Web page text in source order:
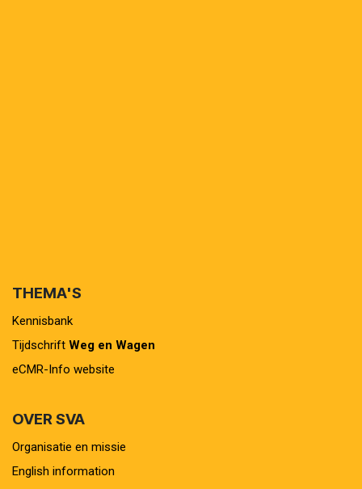
THEMA'S
Kennisbank
Tijdschrift Weg en Wagen
eCMR-Info website
OVER SVA
Organisatie en missie
English information